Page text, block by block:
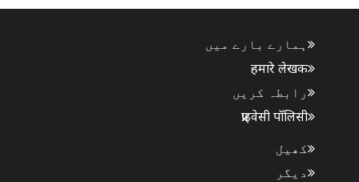
ہمارے بارے میں
हमारे लेखक
رابطہ کریں
प्राइवेसी पॉलिसी
کھیل
دیگر